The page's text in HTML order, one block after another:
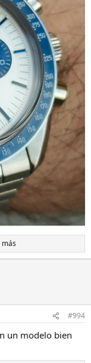
#994
un modelo bien